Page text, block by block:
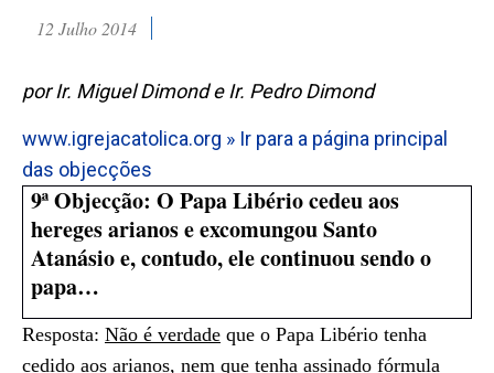
12 Julho 2014
por Ir. Miguel Dimond e Ir. Pedro Dimond
www.igrejacatolica.org » Ir para a página principal
das objecções
9ª Objecção: O Papa Libério cedeu aos
hereges arianos e excomungou Santo
Atanásio e, contudo, ele continuou sendo o
papa…
Resposta: Não é verdade que o Papa Libério tenha
cedido aos arianos, nem que tenha assinado fórmula